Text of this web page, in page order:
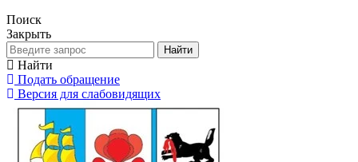
Поиск
Закрыть
Найти
Найти
Подать обращение
Версия для слабовидящих